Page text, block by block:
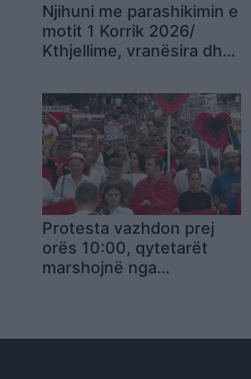
Njihuni me parashikimin e
motit 1 Korrik 2026/
Kthjellime, vranësira dhe
Protesta vazhdon prej
orës 10:00, qytetarët
marshojnë nga